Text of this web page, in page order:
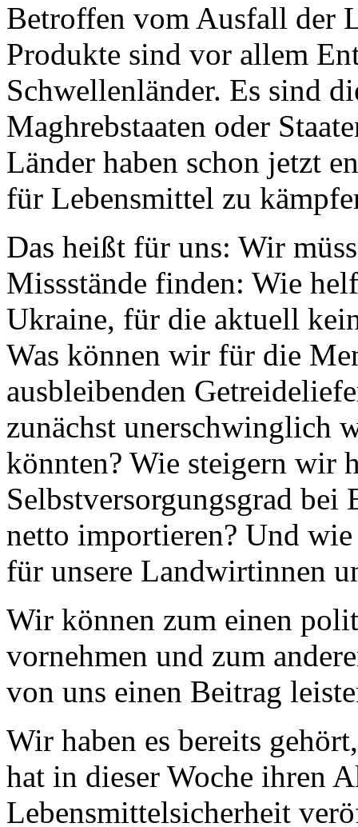
Betroffen vom Ausfall der
Produkte sind vor allem
Schwellenländer. Es sind
Maghrebstaaten oder
Länder haben schon jetzt
für Lebensmittel zu
Das heißt für uns: Wir
Missstände finden: Wie
Ukraine, für die aktuell
Was können wir für die
ausbleibenden
zunächst unerschwinglich
könnten? Wie steigern wir
Selbstversorgungsgrad
netto importieren? Und
für unsere Landwirtinnen
Wir können zum einen
vornehmen und zum
von uns einen Beitrag
Wir haben es bereits
hat in dieser Woche ihren
Lebensmittelsicherheit